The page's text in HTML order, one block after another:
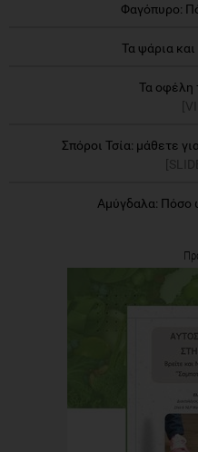
Φαγόπυρο:
Τα ψάρια
Τα οφέλη
Σπόροι Τσία: μάθετε
Αμύγδαλα: Πόσο